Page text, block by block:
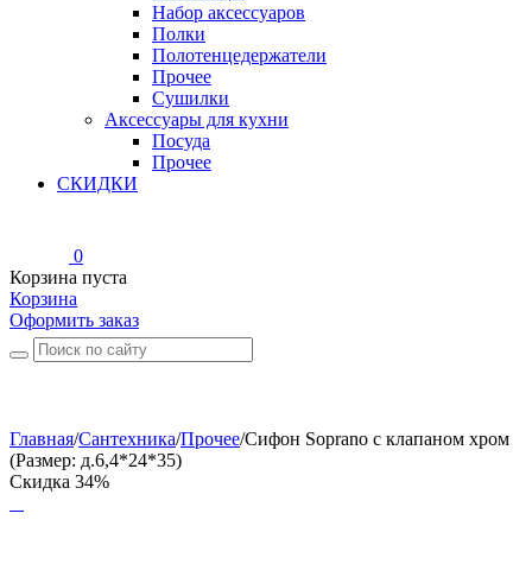
Набор аксессуаров
Полки
Полотенцедержатели
Прочее
Сушилки
Аксессуары для кухни
Посуда
Прочее
СКИДКИ
0
Корзина пуста
Корзина
Оформить заказ
Главная/Сантехника/Прочее/Сифон Soprano с клапаном хром
(Размер: д.6,4*24*35)
Скидка 34%